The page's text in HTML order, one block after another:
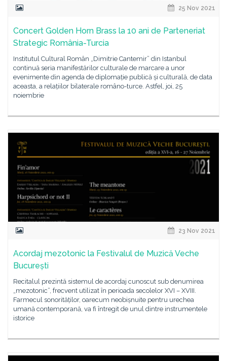
25 Nov 2021
Concert Golden Horn Brass la 10 ani de Parteneriat
Strategic România-Turcia
Institutul Cultural Român „Dimitrie Cantemir” din Istanbul
continuă seria manifestărilor culturale de marcare a unor
evenimente din agenda de diplomație publică și culturală, de data
aceasta, a relațiilor bilaterale româno-turce. Astfel, joi, 25
noiembrie
23 Nov 2021
Acordaj mezotonic la Festivalul de Muzică Veche
București
Recitalul prezintă sistemul de acordaj cunoscut sub denumirea
„mezotonic”, frecvent utilizat în perioada secolelor XVI – XVIII.
Farmecul sonorităților, oarecum neobișnuite pentru urechea
umană contemporană, va fi întregit de unul dintre instrumentele
istorice